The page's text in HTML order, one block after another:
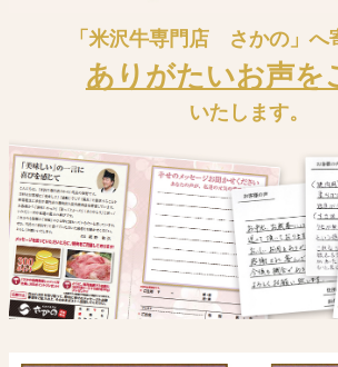
「米沢牛専門店 さかの」へ
ありがたいお声を
いたします。